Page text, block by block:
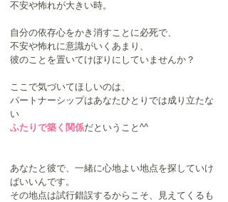
不安や怖れが大きい時。
自分の依存心をかき消すことに必死で、
不安や怖れに意識がいくあまり、
彼のことを置いてけぼりにしていませんか？
ここで気づいてほしいのは、
パートナーシップはあなたひとりでは成り立たな
い
ふたりで築く関係だということ^^
あなたと彼で、一緒に心地よい地点を探していけ
ばいいんです。
その地点は試行錯誤するからこそ、見えてくるも